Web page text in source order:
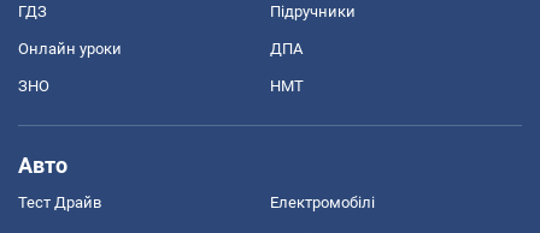
ГДЗ Підручники
Онлайн уроки ДПА
ЗНО НМТ
Авто
Тест Драйв Електромобілі